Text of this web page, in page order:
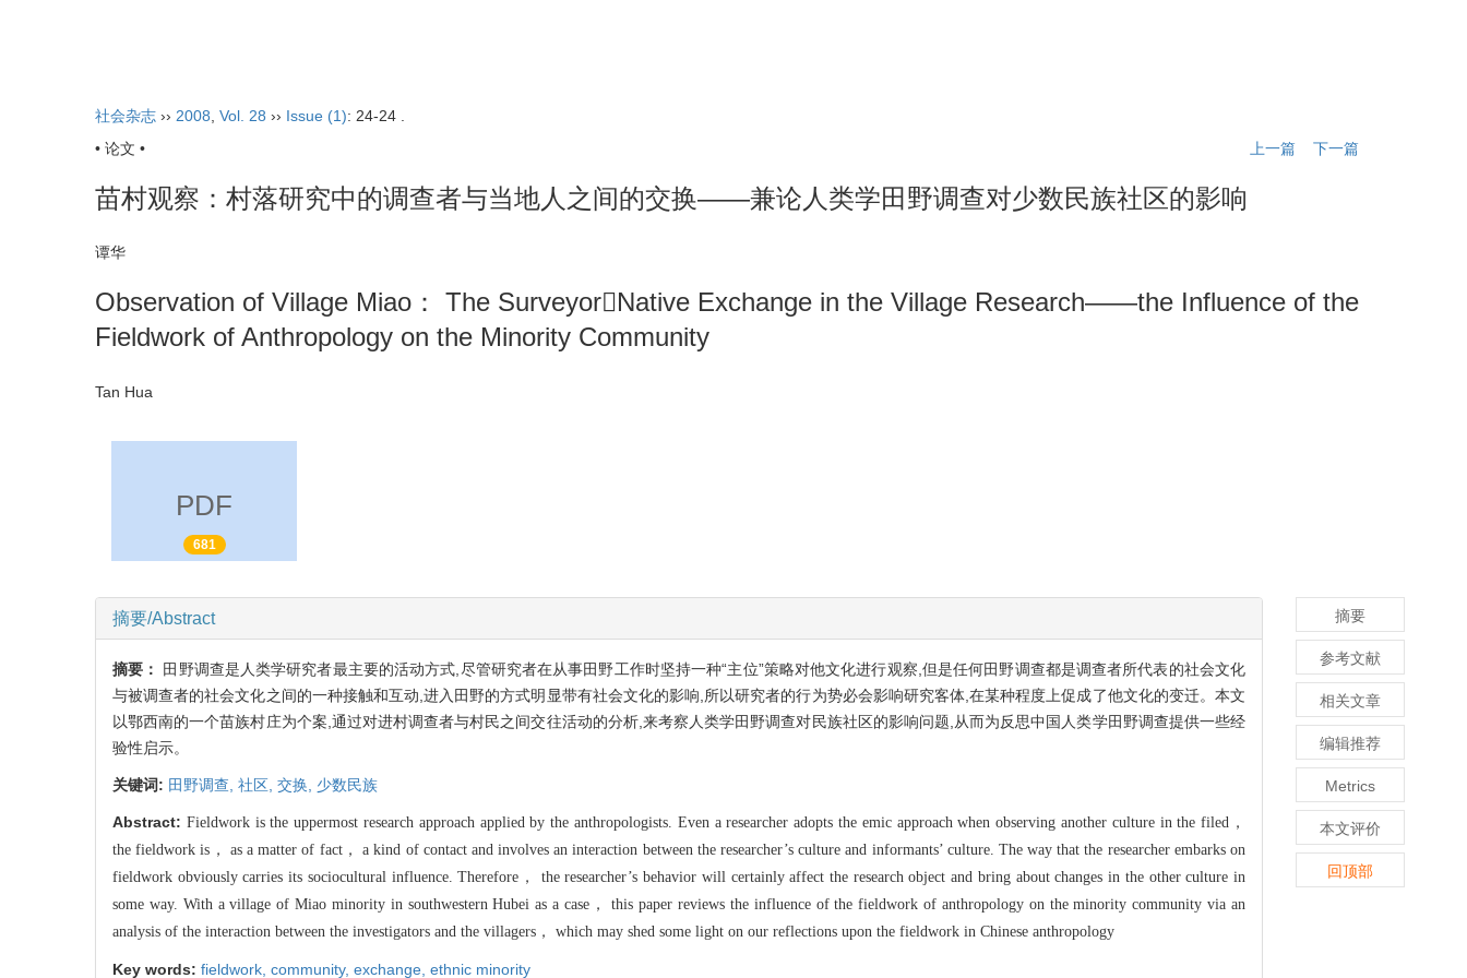
社会杂志 ›› 2008 Vol. 28 ›› Issue (1): 24-24 .
• 论文 •
上一篇 下一篇
苗村观察：村落研究中的调查者与当地人之间的交换——兼论人类学田野调查对少数民族社区的影响
谭华
Observation of Village Miao： The SurveyorNative Exchange in the Village Research——the Influence of the
Fieldwork of Anthropology on the Minority Community
Tan Hua
PDF
681
摘要/Abstract
摘要：田野调查是人类学研究者最主要的活动方式,尽管研究者在从事田野工作时坚持一种“主位”策略对他文化进行观察,但是任何田野调查都是调查者所代表的社会文化
与被调查者的社会文化之间的一种接触和互动,进入田野的方式明显带有社会文化的影响,所以研究者的行为势必会影响研究客体,在某种程度上促成了他文化的变迁。本文
以鄂西南的一个苗族村庄为个案,通过对进村调查者与村民之间交往活动的分析,来考察人类学田野调查对民族社区的影响问题,从而为反思中国人类学田野调查提供一些经
验性启示。
关键词:田野调查,社区,交换, 少数民族
Abstract:Fieldwork is the uppermost research approach applied by the anthropologists. Even a researcher adopts the emic approach when observing another culture in the filed，
the fieldwork is， as a matter of fact， a kind of contact and involves an interaction between the researcher’s culture and informants’ culture. The way that the researcher embarks on
fieldwork obviously carries its sociocultural influence. Therefore， the researcher’s behavior will certainly affect the research object and bring about changes in the other culture in
some way. With a village of Miao minority in southwestern Hubei as a case， this paper reviews the influence of the fieldwork of anthropology on the minority community via an
摘要
参考文献
相关文章
编辑推荐
Metrics
本文评价